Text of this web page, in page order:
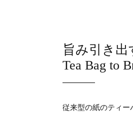
旨み引き
Tea Bag to
従来型の紙のティー